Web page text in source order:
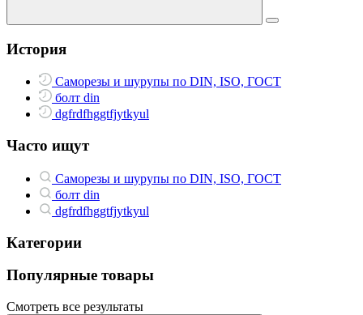
История
Саморезы и шурупы по DIN, ISO, ГОСТ
болт din
dgfrdfhggtfjytkyul
Часто ищут
Саморезы и шурупы по DIN, ISO, ГОСТ
болт din
dgfrdfhggtfjytkyul
Категории
Популярные товары
Смотреть все результаты